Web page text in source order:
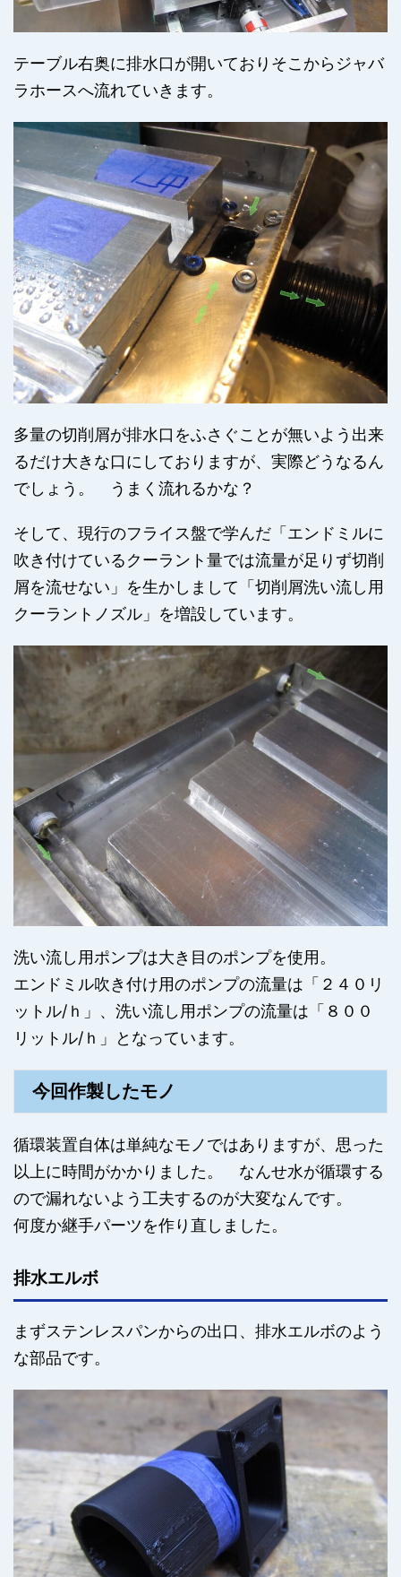
テーブル右奥に排水口が開いておりそこからジャバ
ラホースへ流れていきます。
多量の切削屑が排水口をふさぐことが無いよう出来
るだけ大きな口にしておりますが、実際どうなるん
でしょう。 うまく流れるかな？
そして、現行のフライス盤で学んだ「エンドミルに
吹き付けているクーラント量では流量が足りず切削
屑を流せない」を生かしまして「切削屑洗い流し用
クーラントノズル」を増設しています。
洗い流し用ポンプは大き目のポンプを使用。
エンドミル吹き付け用のポンプの流量は「２４０リ
ットル/ｈ」、洗い流し用ポンプの流量は「８００
リットル/ｈ」となっています。
今回作製したモノ
循環装置自体は単純なモノではありますが、思った
以上に時間がかかりました。 なんせ水が循環する
ので漏れないよう工夫するのが大変なんです。
何度か継手パーツを作り直しました。
排水エルボ
まずステンレスパンからの出口、排水エルボのよう
な部品です。